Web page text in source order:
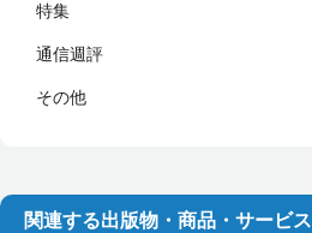
特集
通信週評
その他
関連する出版物・商品・サービス